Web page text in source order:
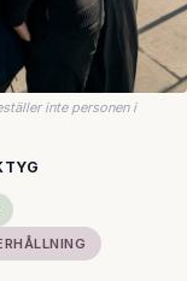
inte personen i